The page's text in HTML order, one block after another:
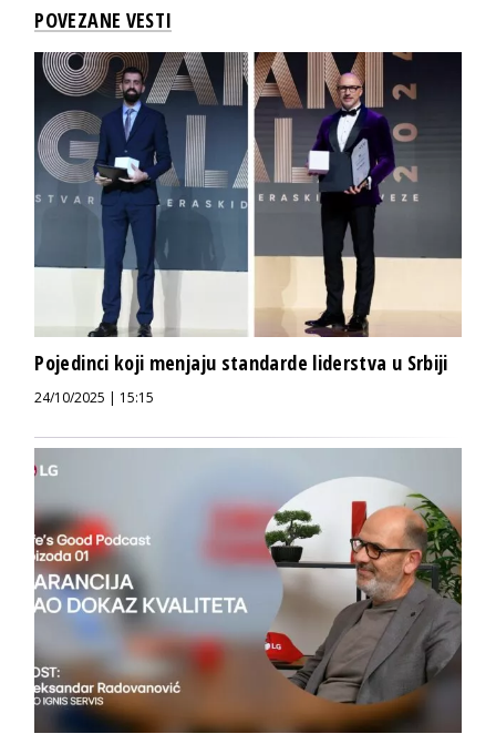
POVEZANE VESTI
Pojedinci koji menjaju standarde liderstva u Srbiji
24/10/2025 | 15:15